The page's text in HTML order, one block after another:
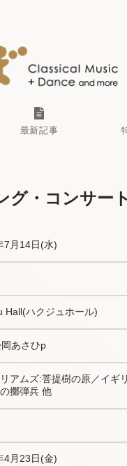
最新記事
グ・コンサー
7月14日(水)
Hall(ハクジュホール)
あさひp
アムズ:菩提樹の原／イギ
擲弾兵 他
4月23日(金)